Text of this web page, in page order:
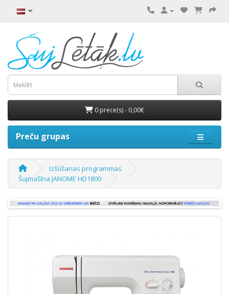
0 prece(s) - 0,00€
Preču grupas
Izšūšanas programmas
Šujmašīna JANOME HD1800